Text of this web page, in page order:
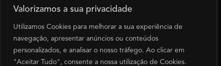
Valorizamos a sua privacidade
Utilizamos Cookies para melhorar a sua experiência de
navegação, apresentar anúncios ou conteúdos
personalizados, e analisar o nosso tráfego. Ao clicar em
"Aceitar Tudo", consente a nossa utilização de Cookies.
HORÁRIO
Das 9h30 às 17h30
de segunda a sexta-feira, excepto feriados